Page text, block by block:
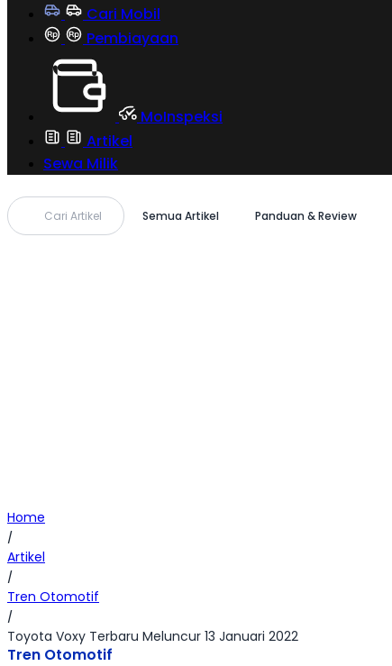
Cari Mobil
Pembiayaan
MoInspeksi
Artikel
Sewa Milik
Cari Artikel Semua Artikel Panduan & Review
Home
/
Artikel
/
Tren Otomotif
/
Toyota Voxy Terbaru Meluncur 13 Januari 2022
Tren Otomotif